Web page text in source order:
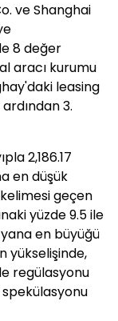
ve Shanghai
8 değer
aracı kurumu
leasing
3.
2,186.17
en düşük
geçen
yüzde 9.5 ile
en büyüğü
yükselişinde,
regülasyonu